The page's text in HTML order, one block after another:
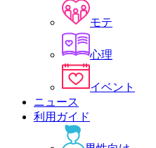
モテ
心理
イベント
ニュース
利用ガイド